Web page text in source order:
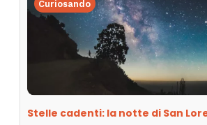
Curiosando
Stelle cadenti: la notte di San